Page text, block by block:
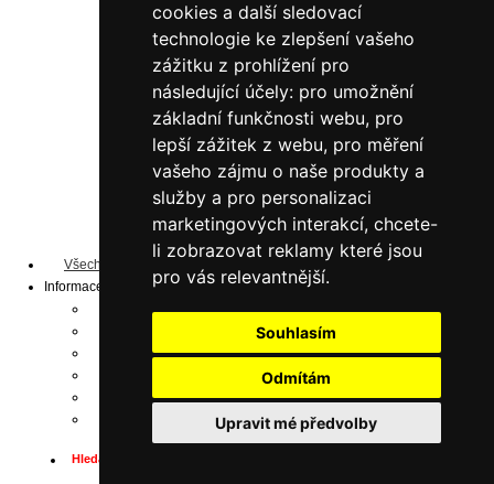
cookies a další sledovací
technologie ke zlepšení vašeho
zážitku z prohlížení pro
následující účely: pro umožnění
základní funkčnosti webu, pro
lepší zážitek z webu, pro měření
vašeho zájmu o naše produkty a
služby a pro personalizaci
marketingových interakcí, chcete-
li zobrazovat reklamy které jsou
pro vás relevantnější.
Souhlasím
Odmítám
Upravit mé předvolby
do 200 kg/polici
do 240 kg/polici
do 330 kg/polici
do 350 kg/polici
Lakované šedé
do 200 kg/polici
do 350 kg/polici
do 190 kg/polici
do 240 kg/polici
do 330 kg/polici
Všechny produkty ...
Informace
Obchodní podmínky
Mapa stránek
Odhlášení z novinek